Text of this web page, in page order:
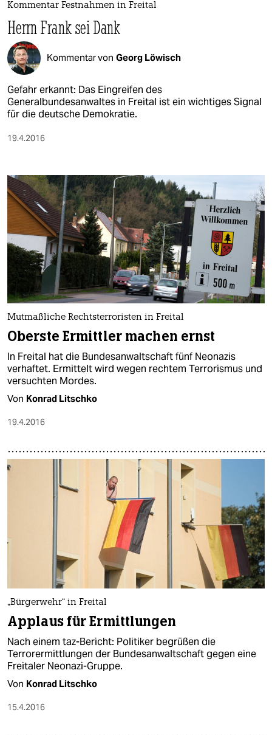
Kommentar Festnahmen in Freital
Herrn Frank sei Dank
Kommentar von Georg Löwisch
Gefahr erkannt: Das Eingreifen des
Generalbundesanwaltes in Freital ist ein wichtiges Signal
für die deutsche Demokratie.
19.4.2016
Mutmaßliche Rechtsterroristen in Freital
Oberste Ermittler machen ernst
In Freital hat die Bundesanwaltschaft fünf Neonazis
verhaftet. Ermittelt wird wegen rechtem Terrorismus und
versuchten Mordes.
Von Konrad Litschko
19.4.2016
„Bürgerwehr“ in Freital
Applaus für Ermittlungen
Nach einem taz-Bericht: Politiker begrüßen die
Terrorermittlungen der Bundesanwaltschaft gegen eine
Freitaler Neonazi-Gruppe.
Von Konrad Litschko
15.4.2016